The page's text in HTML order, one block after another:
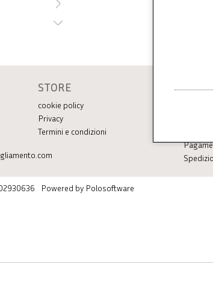
STORE
cookie policy
Privacy
Termini e condizioni
Powered by Polosoftware